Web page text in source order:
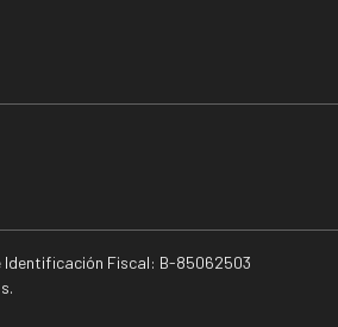
Identificación Fiscal: B-85062503